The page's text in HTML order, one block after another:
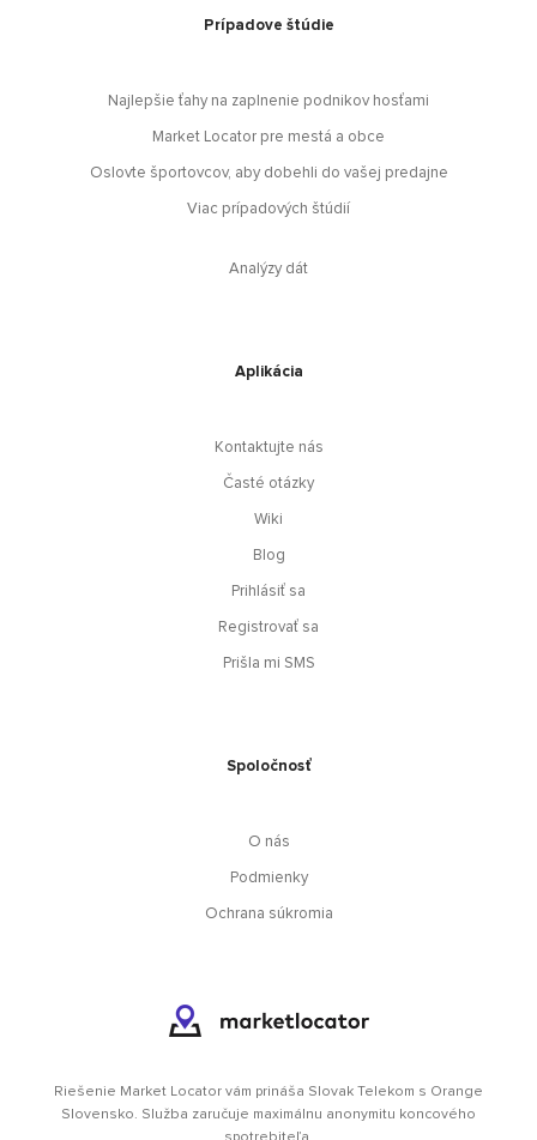
Prípadove štúdie
Najlepšie ťahy na zaplnenie podnikov hosťami
Market Locator pre mestá a obce
Oslovte športovcov, aby dobehli do vašej predajne
Viac prípadových štúdií
Analýzy dát
Aplikácia
Kontaktujte nás
Časté otázky
Wiki
Blog
Prihlásiť sa
Registrovať sa
Prišla mi SMS
Spoločnosť
O nás
Podmienky
Ochrana súkromia
Riešenie Market Locator vám prináša Slovak Telekom s Orange
Slovensko. Služba zaručuje maximálnu anonymitu koncového